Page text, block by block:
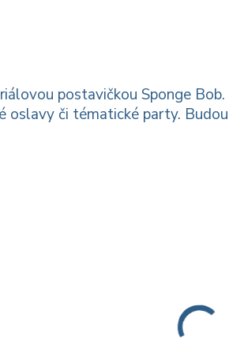
postavičkou Sponge
oslavy či tématické party.